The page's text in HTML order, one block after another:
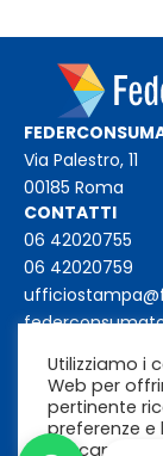
Via Palestro, 11
00185 Roma
CONTATTI
06 42020755
06 42020759
Utilizziamo i
Web per
pertinente
preferenze e
Cliccando su